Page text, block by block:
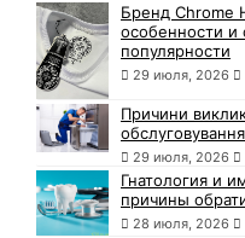
Бренд Chrome
особенности и
популярности
29 июля, 2026
Причини
29 июля, 2026
Гнатология и
причины
28 июля, 2026